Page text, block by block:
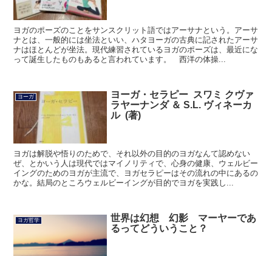
ヨガのポーズのことをサンスクリット語ではアーサナという。アーサ
ナとは、一般的には坐法といい、ハタヨーガの古典に記されたアーサ
ナはほとんどが坐法。現代練習されているヨガのポーズは、最近にな
って誕生したものもあると言われています。 西洋の体操...
ヨーガ
ヨーガ・セラピー スワミ クヴァ
ラヤーナンダ ＆ S.L. ヴィネーカ
ル (著)
ヨガは解脱や悟りのためで、それ以外の目的のヨガなんて認めない
ぜ、とかいう人は現代ではマイノリティで、心身の健康、ウェルビー
イングのためのヨガが主流で、ヨガセラピーはその流れの中にあるの
かな。結局のところウェルビーイングが目的でヨガを実践し...
ヨガ哲学
世界は幻想 幻影 マーヤーであ
るってどういうこと？